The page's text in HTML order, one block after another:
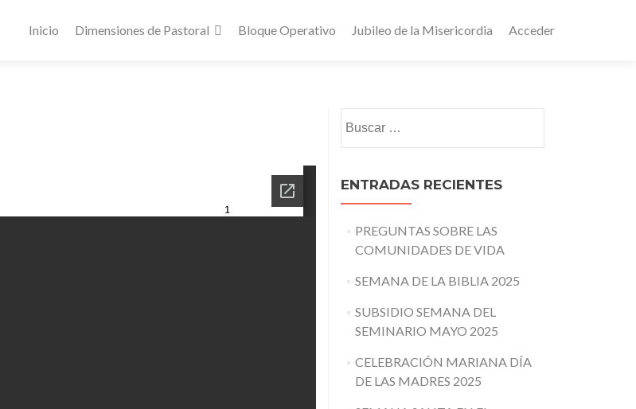
Inicio Dimensiones de Pastoral Bloque Operativo Jubileo de la Misericordia Acceder
ENTRADAS RECIENTES
PREGUNTAS SOBRE LAS
COMUNIDADES DE VIDA
SEMANA DE LA BIBLIA 2025
SUBSIDIO SEMANA DEL
SEMINARIO MAYO 2025
CELEBRACIÓN MARIANA DÍA
DE LAS MADRES 2025